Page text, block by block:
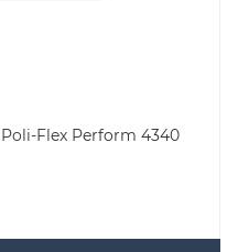
Flex Perform 4340